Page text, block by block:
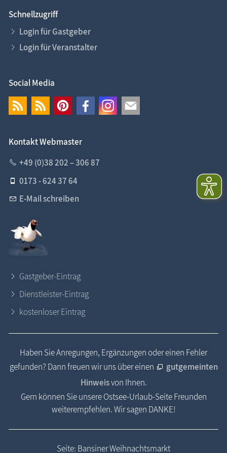
Schnellzugriff
Login für Gastgeber
Login für Veranstalter
Social Media
Kontakt Webmaster
+49 (0)38 202 – 306 87
0173 - 624 37 64
E-Mail schreiben
Gastgeber-Eintrag
Dienstleister-Eintrag
kostenloser Eintrag
Haben Sie Anregungen, Ergänzungen oder einen Fehler
gefunden? Dann freuen wir uns über einen
gutgemeinten
Hinweisvon Ihnen.
Gern können Sie unsere Ostsee-Urlaub-Seite Freunden
weiterempfehlen. Wir sagen DANKE!
Seite: Bansiner Weihnachtsmarkt